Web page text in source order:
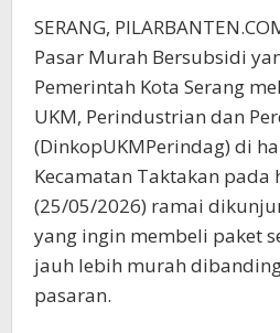
SERANG,
Pasar Murah Bersubsidi
Pemerintah Kota Serang
UKM, Perindustrian dan
(DinkopUKMPerindag) di
Kecamatan Taktakan pada
(25/05/2026) ramai
yang ingin membeli paket
jauh lebih murah
pasaran.